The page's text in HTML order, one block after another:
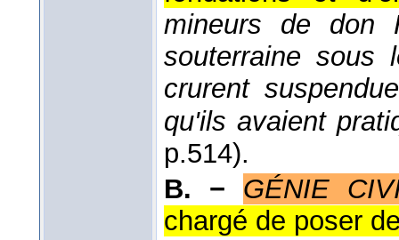
mineurs de don
souterraine sous
crurent
qu'ils avaient
p.514).
B. −
GÉNIE
chargé de poser